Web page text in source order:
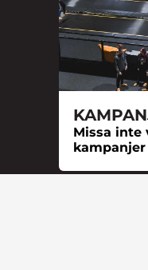
Missa inte